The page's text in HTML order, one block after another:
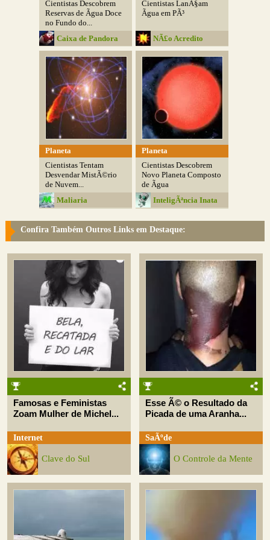
Cientistas Descobrem
Reservas de Ãgua Doce
no Fundo do...
Caixa de Pandora
Cientistas LanÃ§am
Ãgua em PÃ³
NÃ£o Acredito
Planeta
Cientistas Tentam
Desvendar MistÃ©rio
de Nuvem...
Maliaria
Planeta
Cientistas Descobrem
Novo Planeta Composto
de Ãgua
InteligÃªncia Inata
Confira Também Outros Links em Destaque:
Famosas e Feministas
Zoam Mulher de Michel...
Internet
Clave do Sul
Esse Ã© o Resultado da
Picada de uma Aranha...
SaÃºde
O Controle da Mente